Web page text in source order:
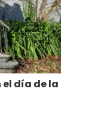
el día de la